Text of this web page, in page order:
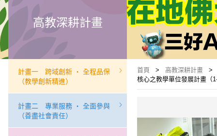
高教深耕計畫
計畫一 跨域創新 ‧ 全程品保
（教學創新精進）
計畫二 專業服務 ‧ 全面參與
（善盡社會責任）
首頁 > 高教深耕計畫 >
核心之教學單位發展計畫